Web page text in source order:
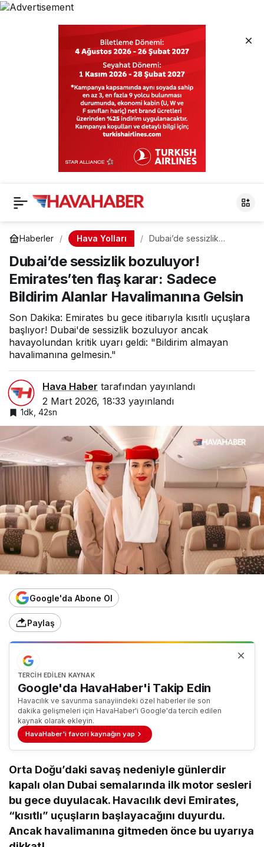
Haberler Hava Yolları
Dubai’de sessizlik
flaş karar: Sadece Bildirim
Alanlar Havalimanına
Gelsin
Dubai’de sessizlik bozuluyor!
Emirates’ten flaş karar: Sadece
Bildirim Alanlar Havalimanına Gelsin
Son Dakika: Emirates bu gece itibarıyla kısıtlı uçuşlara
başlıyor! Dubai'de sessizlik bozuluyor ancak
havayolundan kritik uyarı geldi: "Bildirim almayan
havalimanına gelmesin."
Hava Haber tarafından yayınlandı
2 Mart 2026, 18:33 yayınlandı
1dk, 42sn
Google'da Abone Ol
Paylaş
TERCIH EDILEN KAYNAK
Google'da HavaHaber'i Takip Edin
Havacılık ve savunma sanayiindeki özel haberler ile son
dakika gelişmeleri için HavaHaber'i Google'da tercih edilen
kaynak olarak ekleyin.
HavaHaber'i favori kaynağın yap
Orta Doğu’daki savaş nedeniyle günlerdir
kapalı olan Dubai semalarında ilk motor sesleri
bu gece duyulacak. Havacılık devi Emirates,
“kısıtlı” uçuşların başlayacağını duyurdu.
Ancak havalimanına gitmeden önce bu uyarıya